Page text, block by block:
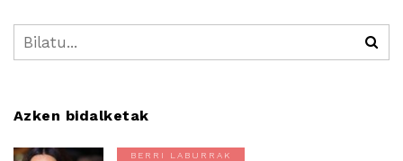
Azken bidalketak
BERRI LABURRAK